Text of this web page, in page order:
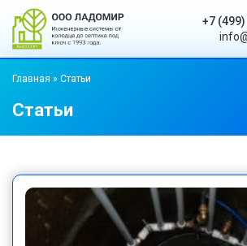
+7
Главная » Статьи
Статьи